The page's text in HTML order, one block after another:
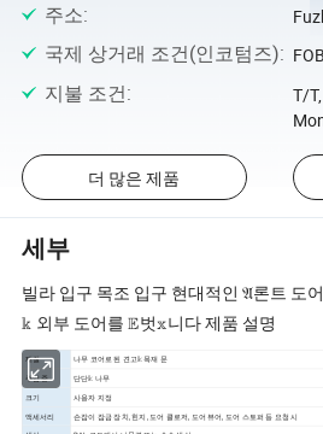
주소:
국제 상거래 조건(인코텀즈):
지불 조건:
T/
더 많은 제품
세부
빌라 입구 목조 입구 현대적인 𝔄론트 도
𝕜 외부 도어를 𝔼벗𝕩니다 제품 설명
재질
나무 코어로 된 견고𝕜 목재 문
주입 중
단단𝕜 나무
크기
사용자 지정
액세서리
손잡이 잠금 장치, 힌지, 도어 클로저, 도어 뷰어, 도어 스토퍼 등 요청 시